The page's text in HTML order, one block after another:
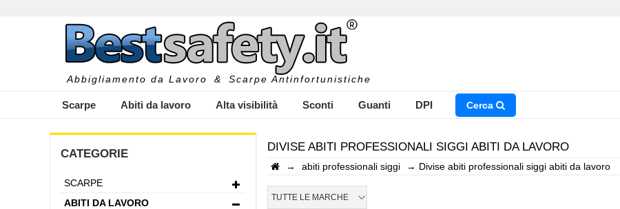
Abbigliamento da Lavoro & Scarpe Antinfortunistiche
Scarpe Abiti da lavoro Alta visibilità Sconti Guanti DPI Cerca
INSERISCI IL NOME DEL PRODOTTO CHE STAI CERCANDO
CATEGORIE
SCARPE
ABITI DA LAVORO
DIVISE ABITI PROFESSIONALI SIGGI ABITI DA LAVORO
→ abiti professionali siggi → Divise abiti professionali siggi abiti da lavoro
TUTTE LE MARCHE